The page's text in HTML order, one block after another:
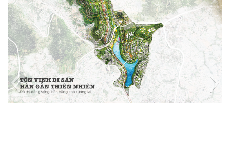
2023
2022
2021
2020
2019
2018